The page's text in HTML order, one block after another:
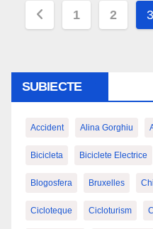
Paginație
1 2 3
SUBIECTE
Accident Alina Gorghiu
Bicicleta Biciclete Electrice
Blogosfera Bruxelles
Cicloteque Cicloturism